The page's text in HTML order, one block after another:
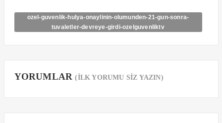
ozel-guvenlik-hulya-onaylinin-olumunden-21-gun-sonra-
tuvaletler-devreye-girdi-ozelguvenliktv
YORUMLAR(İLK YORUMU SİZ YAZIN)